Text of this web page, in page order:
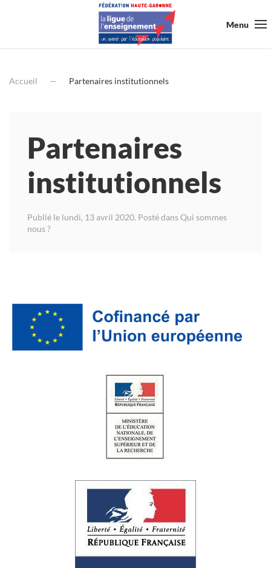
Menu
Accueil Partenaires institutionnels
Partenaires
institutionnels
Publié le lundi, 13 avril 2020. Posté dansQui sommes
nous ?